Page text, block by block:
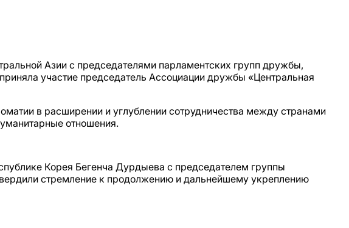
Азии с председателями парламентских групп дружбы,
участие председатель Ассоциации дружбы «Центральная
в расширении и углублении сотрудничества между странами
отношения.
Корея Бегенча Дурдыева с председателем группы
стремление к продолжению и дальнейшему укреплению